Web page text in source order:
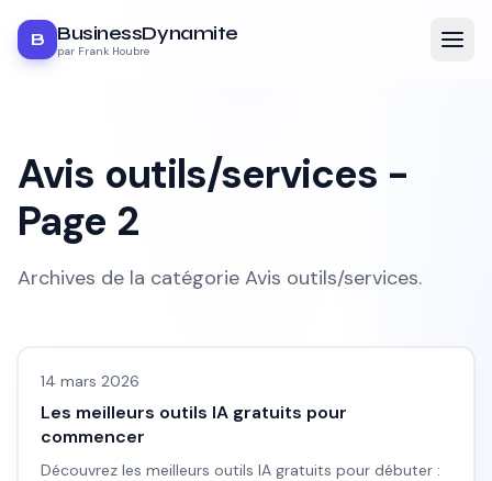
B BusinessDynamite
par Frank Houbre
Avis outils/services -
Page 2
Archives de la catégorie Avis outils/services.
14 mars 2026
Les meilleurs outils IA gratuits pour
commencer
Découvrez les meilleurs outils IA gratuits pour débuter :